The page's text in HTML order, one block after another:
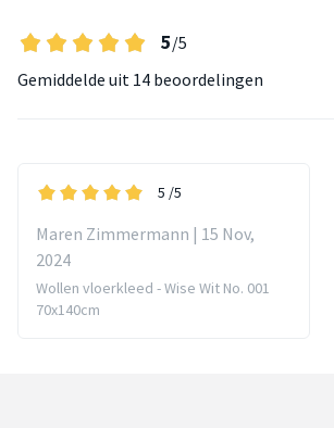
5/5
Gemiddelde uit 14 beoordelingen
5 /5
Maren Zimmermann | 15 Nov,
2024
Wollen vloerkleed - Wise Wit No. 001
70x140cm